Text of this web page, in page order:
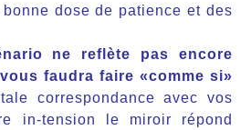
dose de patience et des
ne reflète pas encore
faudra faire «comme si»
correspondance avec vos
in-tension le miroir répond